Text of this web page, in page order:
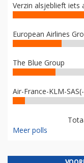
Verzin alsjeblieft iets
European Airlines
The Blue Group
Air-France-KLM-
Meer polls